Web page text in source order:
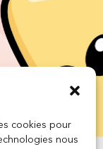
cookies pour
nous